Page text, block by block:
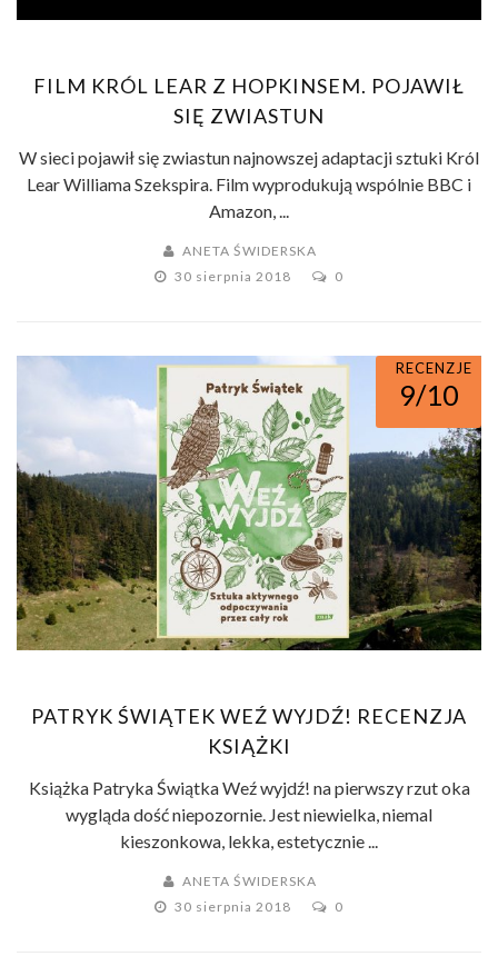
FILM KRÓL LEAR Z HOPKINSEM. POJAWIŁ
SIĘ ZWIASTUN
W sieci pojawił się zwiastun najnowszej adaptacji sztuki Król
Lear Williama Szekspira. Film wyprodukują wspólnie BBC i
Amazon, ...
ANETA ŚWIDERSKA
30 sierpnia 2018
0
RECENZJE
9/10
PATRYK ŚWIĄTEK WEŹ WYJDŹ! RECENZJA
KSIĄŻKI
Książka Patryka Świątka Weź wyjdź! na pierwszy rzut oka
wygląda dość niepozornie. Jest niewielka, niemal
kieszonkowa, lekka, estetycznie ...
ANETA ŚWIDERSKA
30 sierpnia 2018
0